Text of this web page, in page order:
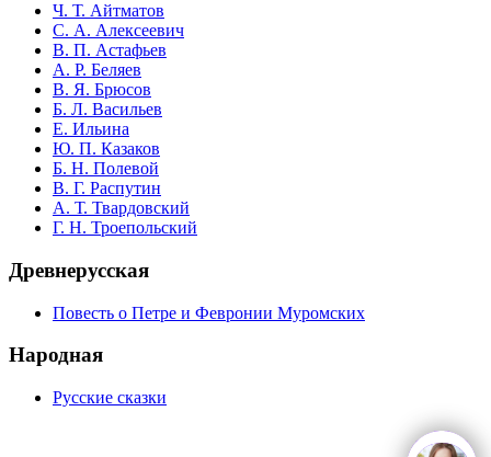
Ч. Т. Айтматов
С. А. Алексеевич
В. П. Астафьев
А. Р. Беляев
В. Я. Брюсов
Б. Л. Васильев
Е. Ильина
Ю. П. Казаков
Б. Н. Полевой
В. Г. Распутин
А. Т. Твардовский
Г. Н. Троепольский
Древнерусская
Повесть о Петре и Февронии Муромских
Народная
Русские сказки